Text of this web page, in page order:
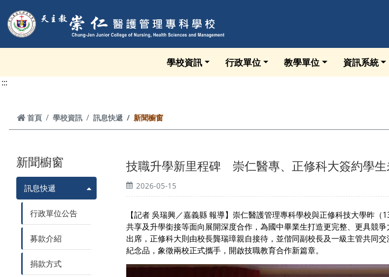
學校資訊 行政單位 教學單位 資訊系統
:::
首頁
首頁 學校資訊 訊息快遞 新聞櫥窗
新聞櫥窗
訊息快遞
行政單位公告
募款介紹
捐款方式
技職升學新里程碑 崇仁醫專、正修科大簽約學生
2026-05-15
【記者 吳瑞興／嘉義縣 報導】崇仁醫護管理專科學校與正修科技大學昨
共享及升學銜接等面向展開深度合作，為國中畢業生打造更完整、更具競
出席，正修科大則由校長龔瑞璋親自接待，並偕同副校長及一級主管共同
紀念品，象徵兩校正式攜手，開啟技職教育合作新篇章。